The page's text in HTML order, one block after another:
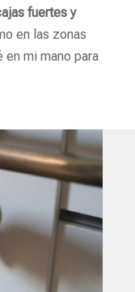
fuertes y
en las zonas
mi mano para